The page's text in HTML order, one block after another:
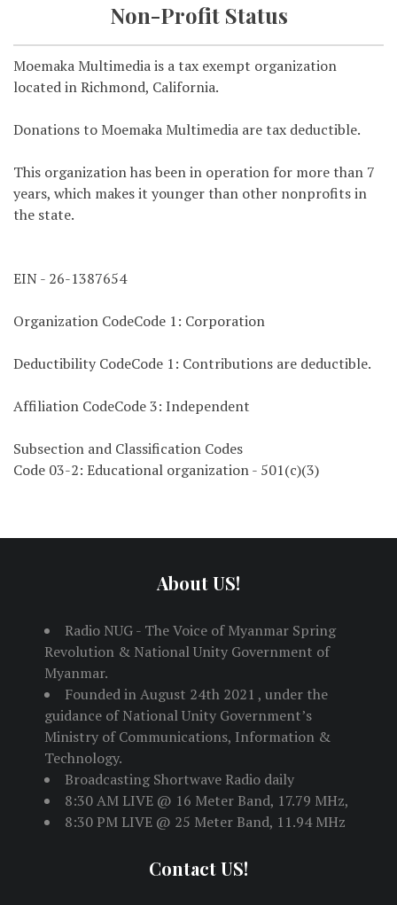
Non-Profit Status
Moemaka Multimedia is a tax exempt organization
located in Richmond, California.
Donations to Moemaka Multimedia are tax deductible.
This organization has been in operation for more than 7
years, which makes it younger than other nonprofits in
the state.
EIN - 26-1387654
Organization CodeCode 1: Corporation
Deductibility CodeCode 1: Contributions are deductible.
Affiliation CodeCode 3: Independent
Subsection and Classification Codes
Code 03-2: Educational organization - 501(c)(3)
About US!
Radio NUG - The Voice of Myanmar Spring
Revolution & National Unity Government of
Myanmar.
Founded in August 24th 2021 , under the
guidance of National Unity Government’s
Ministry of Communications, Information &
Technology.
Broadcasting Shortwave Radio daily
8:30 AM LIVE @ 16 Meter Band, 17.79 MHz,
8:30 PM LIVE @ 25 Meter Band, 11.94 MHz
Contact US!